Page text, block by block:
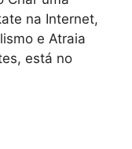
na Internet,
e Atraia
está no